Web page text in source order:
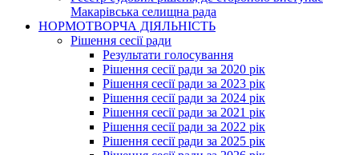
Макарівська селищна рада
НОРМОТВОРЧА ДІЯЛЬНІСТЬ
Рішення сесії ради
Результати голосування
Рішення сесії ради за 2020 рік
Рішення сесії ради за 2023 рік
Рішення сесії ради за 2024 рік
Рішення сесії ради за 2021 рік
Рішення сесії ради за 2022 рік
Рішення сесії ради за 2025 рік